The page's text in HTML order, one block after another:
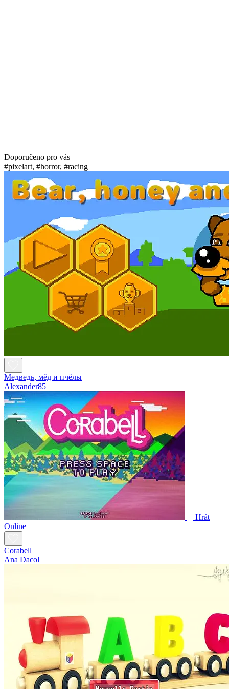
Doporučeno pro vás
#pixelart, #horror, #racing
Медведь, мёд и пчёлы
Alexander85
Hrát
Online
Corabell
Ana Dacol